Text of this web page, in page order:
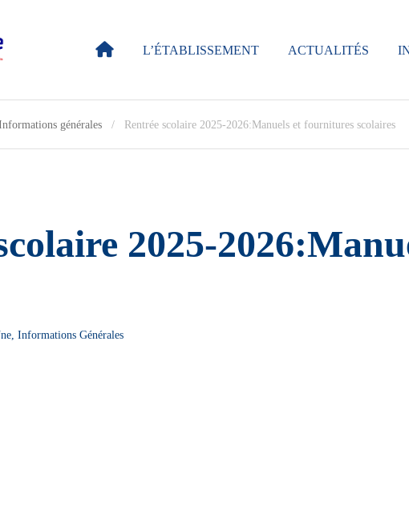
L’ÉTABLISSEMENT ACTUALITÉS
générales Rentrée scolaire 2025-2026:Manuels et fournitures scolaires
2025-
, Informations Générales